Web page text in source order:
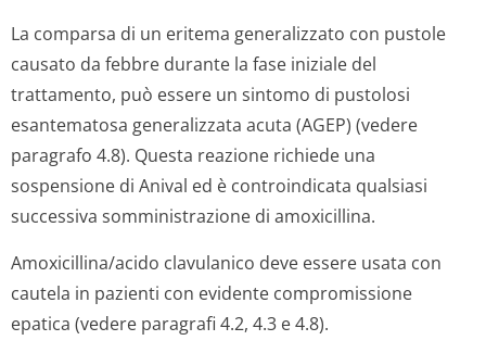
La comparsa di un eritema generalizzato con pustole
causato da febbre durante la fase iniziale del
trattamento, può essere un sintomo di pustolosi
esantematosa generalizzata acuta (AGEP) (vedere
paragrafo 4.8). Questa reazione richiede una
sospensione di Anival ed è controindicata qualsiasi
successiva somministrazione di amoxicillina.
Amoxicillina/acido clavulanico deve essere usata con
cautela in pazienti con evidente compromissione
epatica (vedere paragrafi 4.2, 4.3 e 4.8).